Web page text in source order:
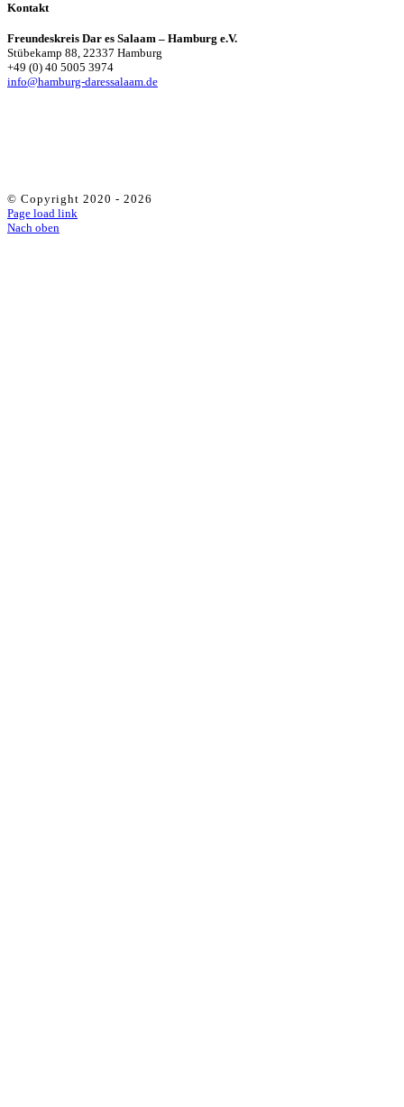
Kontakt
Freundeskreis Dar es Salaam – Hamburg e.V.
Stübekamp 88, 22337 Hamburg
+49 (0) 40 5005 3974
info@hamburg-daressalaam.de
© Copyright 2020 - 2026
Page load link
Nach oben